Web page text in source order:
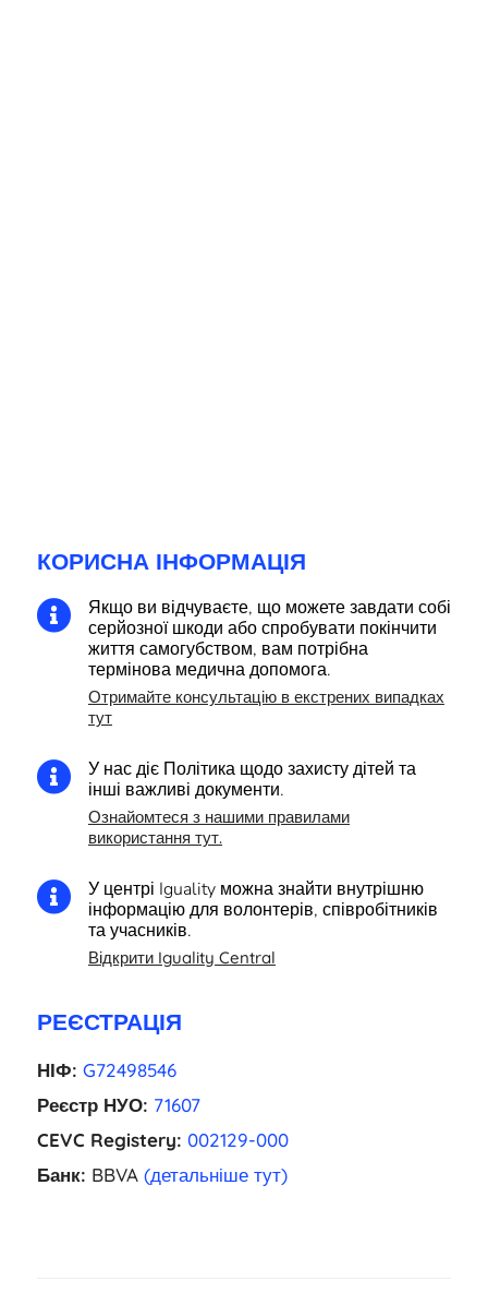
КОРИСНА ІНФОРМАЦІЯ

Якщо ви відчуваєте, що можете завдати собі
серйозної шкоди або спробувати покінчити
життя самогубством, вам потрібна
термінова медична допомога.
Отримайте консультацію в екстрених випадках
тут

У нас діє Політика щодо захисту дітей та
інші важливі документи.
Ознайомтеся з нашими правилами
використання тут.

У центрі Iguality можна знайти внутрішню
інформацію для волонтерів, співробітників
та учасників.
Відкрити Iguality Central
РЕЄСТРАЦІЯ
НІФ: G72498546
Реєстр НУО: 71607
CEVC Registery: 002129-000
Банк: BBVA (детальніше тут)